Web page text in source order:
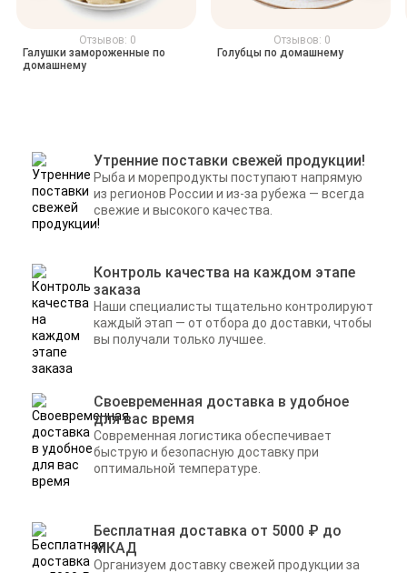
Отзывов: 0
Галушки замороженные по
домашнему
Отзывов: 0
Голубцы по домашнему
Утренние поставки свежей продукции!
Рыба и морепродукты поступают напрямую
из регионов России и из-за рубежа — всегда
свежие и высокого качества.
Контроль качества на каждом этапе
заказа
Наши специалисты тщательно контролируют
каждый этап — от отбора до доставки, чтобы
вы получали только лучшее.
Своевременная доставка в удобное
для вас время
Современная логистика обеспечивает
быструю и безопасную доставку при
оптимальной температуре.
Бесплатная доставка от 5000 ₽ до
МКАД
Организуем доставку свежей продукции за